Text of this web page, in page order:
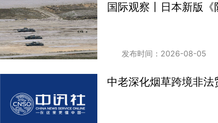
国际观察丨日本新版
发布时间：2026-08-05
中老深化烟草跨境非法